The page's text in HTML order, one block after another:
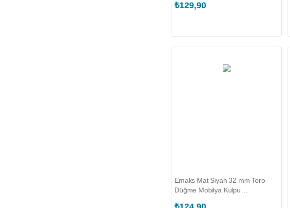
₺129,90
Emaks Mat Siyah 32 mm Toro
Düğme Mobilya Kulpu